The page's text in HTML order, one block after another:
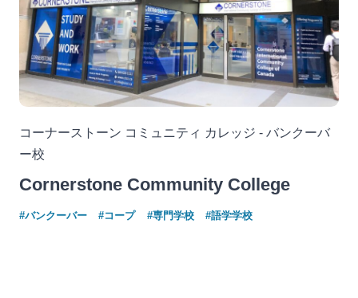
コーナーストーン コミュニティ カレッジ - バンクーバ
ー校
Cornerstone Community College
#バンクーバー #コープ #専門学校 #語学学校